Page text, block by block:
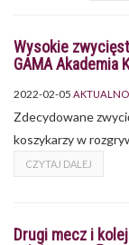
Wysokie
GAMA Akademia
2022-02-05
Zdecydowane
koszykarzy w
CZYTAJ DALEJ
Drugi mecz i